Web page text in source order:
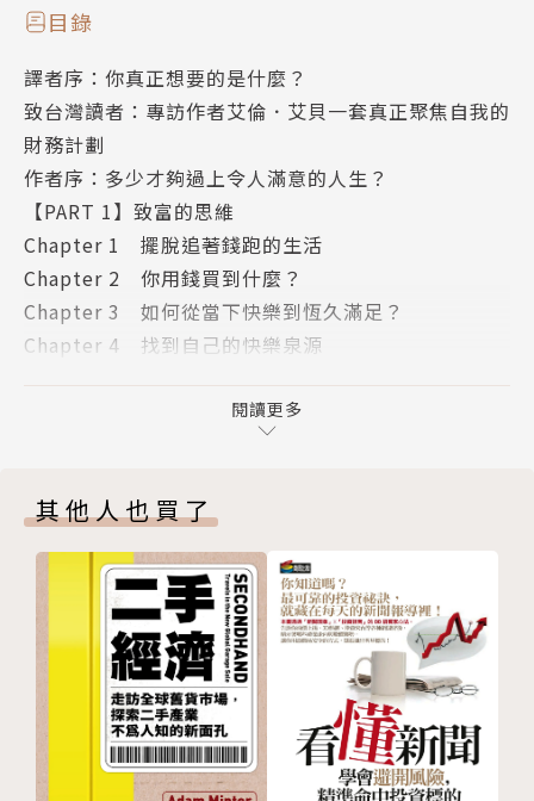
生。
理財規劃專家艾貝與福特，結合經濟學與心理學，及3
4年來帶領客戶穩渡六次金融危機和股票崩盤的豐富經
驗，分享朝著富足人生前進的理財觀，讓你擺脫焦慮，
聚焦真正能增進財富與快樂的關鍵行為，遵循自己的價
值觀與人生目標，進而規劃個人的理財與投資策略。
*本書為《多少才夠》（修訂版）之新編版
本書特色
◎作者是澳洲公認最成功的理財規畫大師之一，34年
◎結合經濟學、行為財務學與心理學的研究，並融合作
者多年的理財顧問經驗，引導讀者在財富與幸福間取得
平衡，從「追求富有」進階為「實現富足」。
◎闡明最基本也最重要的理財觀念，幫助讀者打破追逐
短線獲利、也因此往往導致虧損的思考陷阱，以正確的
投資法則，帶你迴避風險，賺到目標利益。
目錄
譯者序：你真正想要的是什麼？
致台灣讀者：專訪作者艾倫．艾貝一套真正聚焦自我的
財務計劃
作者序：多少才夠過上令人滿意的人生？
【PART 1】致富的思維
Chapter 1 擺脫追著錢跑的生活
Chapter 2 你用錢買到什麼？
Chapter 3 如何從當下快樂到恆久滿足？
Chapter 4 找到自己的快樂泉源
【PART 2】不受市場左右的財務計劃
Chapter 8 聚焦於資金用途，而非市場起伏
Chapter 9 買不動產比投資股票更安全？
Chapter 10 紀律是打敗心魔的唯一法門
【PART 3】實踐富足且快樂人生的紀律
Chapter 11 尋求客觀建議
Chapter 12 多少才夠？
Chapter 13 因付出而更快樂
閱讀更多
其他人也買了